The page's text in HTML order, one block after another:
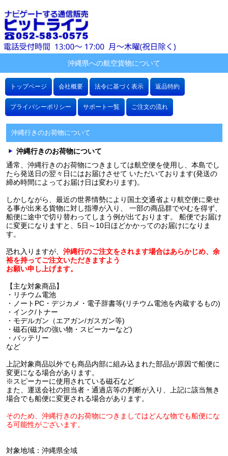
沖縄県への航空貨物について
トップページ 会社概要 法令に基づく表示 返品特約
プライバシーポリシー サポート一覧 ご注文の流れ
沖縄行きのお荷物について
沖縄行きのお荷物について
通常、沖縄行きのお荷物につきましては航空便を使用し、本島でし
たら発送日の翌々日にはお届けさせて いただいております(発送の
締め時間によってお届け日は変わります)。
しかしながら、最近の世界情勢により国土交通省より航空便に乗せ
る事が出来る貨物に対し指導が入り、 一部の商品群でやむを得ず、
船便に途中で切り替わってしまう例が出ております。 船便でお届け
に変更になりますと、5日～10日ほどかかってのお届けになりま
す。
恐れ入りますが、 沖縄行のご注文をされます場合はあらかじめ、余
裕を持ってご注文いただきますよう
お願い申し上げます。
【主な対象商品】
・リチウム電池
・ノートPC・デジカメ・電子辞書等(リチウム電池を内蔵するもの)
・インク/トナー
・モデルガン（エアガン/ガスガン等)
・磁石(磁力の強い物・スピーカーなど)
・バッテリー
など
上記対象商品以外でも商品内部に組み込まれた部品が原因で船便に
変更になる場合があります。
※スピーカーに使用されている磁石など
また、運送会社の担当者・通過店等の判断が入り、上記に該当無き
場合でも船便に変更される場合があります。
そのため、沖縄行きのお荷物につきましてはどんな物でも船便にな
る可能性がございます。
対象地域：沖縄県全域